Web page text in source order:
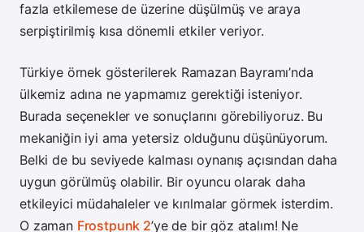
fazla etkilemese de üzerine düşülmüş ve araya
serpiştirilmiş kısa dönemli etkiler veriyor.
Türkiye örnek gösterilerek Ramazan Bayramı’nda
ülkemiz adına ne yapmamız gerektiği isteniyor.
Burada seçenekler ve sonuçlarını görebiliyoruz. Bu
mekaniğin iyi ama yetersiz olduğunu düşünüyorum.
Belki de bu seviyede kalması oynanış açısından daha
uygun görülmüş olabilir. Bir oyuncu olarak daha
etkileyici müdahaleler ve kırılmalar görmek isterdim.
O zaman Frostpunk 2’ye de bir göz atalım! Ne